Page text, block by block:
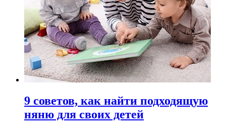
9 советов, как найти подходящую
няню для своих детей